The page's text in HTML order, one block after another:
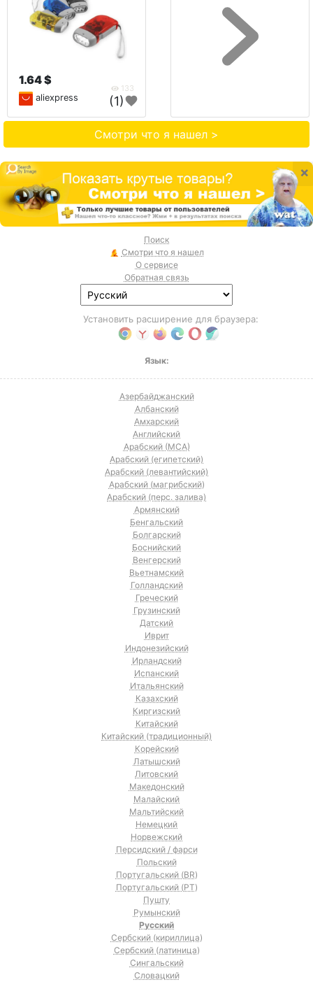
1.64 $
133
aliexpress (1)
Смотри что я нашел >
×
Поиск
Смотри что я нашел
О сервисе
Обратная связь
Установить расширение для браузера:
Язык:
Азербайджанский
Албанский
Амхарский
Английский
Арабский (МСА)
Арабский (египетский)
Арабский (левантийский)
Арабский (магрибский)
Арабский (перс. залива)
Армянский
Бенгальский
Болгарский
Боснийский
Венгерский
Вьетнамский
Голландский
Греческий
Грузинский
Датский
Иврит
Индонезийский
Ирландский
Испанский
Итальянский
Казахский
Киргизский
Китайский
Китайский (традиционный)
Корейский
Латышский
Литовский
Македонский
Малайский
Мальтийский
Немецкий
Норвежский
Персидский / фарси
Польский
Португальский (BR)
Португальский (PT)
Пушту
Румынский
Русский
Сербский (кириллица)
Сербский (латиница)
Сингальский
Словацкий